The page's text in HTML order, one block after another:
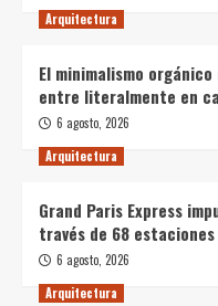
Arquitectura
El minimalismo
entre literalmente en
6 agosto, 2026
Arquitectura
Grand Paris Express
través de 68
6 agosto, 2026
Arquitectura